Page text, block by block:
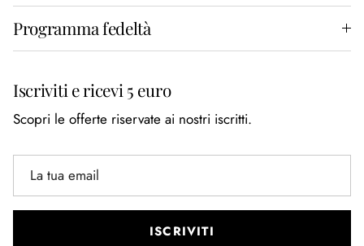
Programma fedeltà
Iscriviti e ricevi 5 euro
Scopri le offerte riservate ai nostri iscritti.
ISCRIVITI